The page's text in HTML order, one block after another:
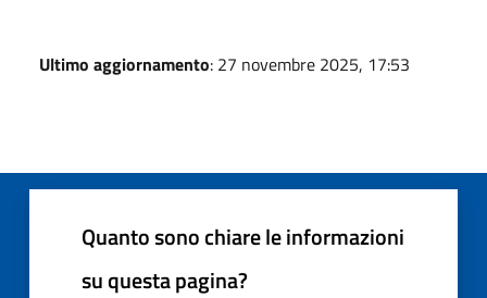
Ultimo aggiornamento: 27 novembre 2025, 17:53
Quanto sono chiare le informazioni
su questa pagina?